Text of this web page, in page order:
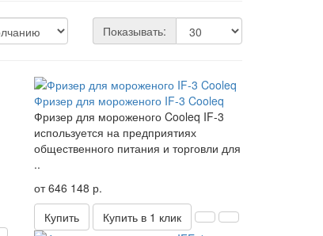
Показывать:
Фризер для мороженого IF-3 Cooleq
Фризер для мороженого Cooleq IF-3
используется на предприятиях
общественного питания и торговли для
..
от 646 148 р.
Купить
Купить в 1 клик